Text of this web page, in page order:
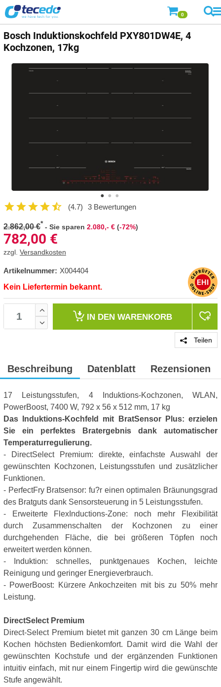
0
Bosch Induktionskochfeld PXY801DW4E, 4
Kochzonen, 17kg
(4.7) 3 Bewertungen
2.862,00 €* - Sie sparen 2.080,- € (-72%)
782,00 €
zzgl. Versandkosten
Artikelnummer: X004404
Kein Liefertermin bekannt.
IN DEN WARENKORB
Teilen
Beschreibung Datenblatt Rezensionen
17 Leistungsstufen, 4 Induktions-Kochzonen, WLAN,
PowerBoost, 7400 W, 792 x 56 x 512 mm, 17 kg
Das Induktions-Kochfeld mit BratSensor Plus: erzielen
Sie ein perfektes Bratergebnis dank automatischer
Temperaturregulierung.
- DirectSelect Premium: direkte, einfachste Auswahl der
gewünschten Kochzonen, Leistungsstufen und zusätzlicher
Funktionen.
- PerfectFry Bratsensor: fu?r einen optimalen Bräunungsgrad
des Bratguts dank Sensorsteuerung in 5 Leistungsstufen.
- Erweiterte FlexInductions-Zone: noch mehr Flexibilität
durch Zusammenschalten der Kochzonen zu einer
durchgehenden Fläche, die bei größeren Töpfen noch
erweitert werden können.
- Induktion: schnelles, punktgenaues Kochen, leichte
Reinigung und geringer Energieverbrauch.
- PowerBoost: Kürzere Ankochzeiten mit bis zu 50% mehr
Leistung.
DirectSelect Premium
Direct-Select Premium bietet mit ganzen 30 cm Länge beim
Kochen höchsten Bedienkomfort. Damit wird die Wahl der
gewünschten Kochstufe und der ergänzenden Funktionen
intuitiv einfach, mit nur einem Fingertip wird die gewünschte
Stufe angewählt.